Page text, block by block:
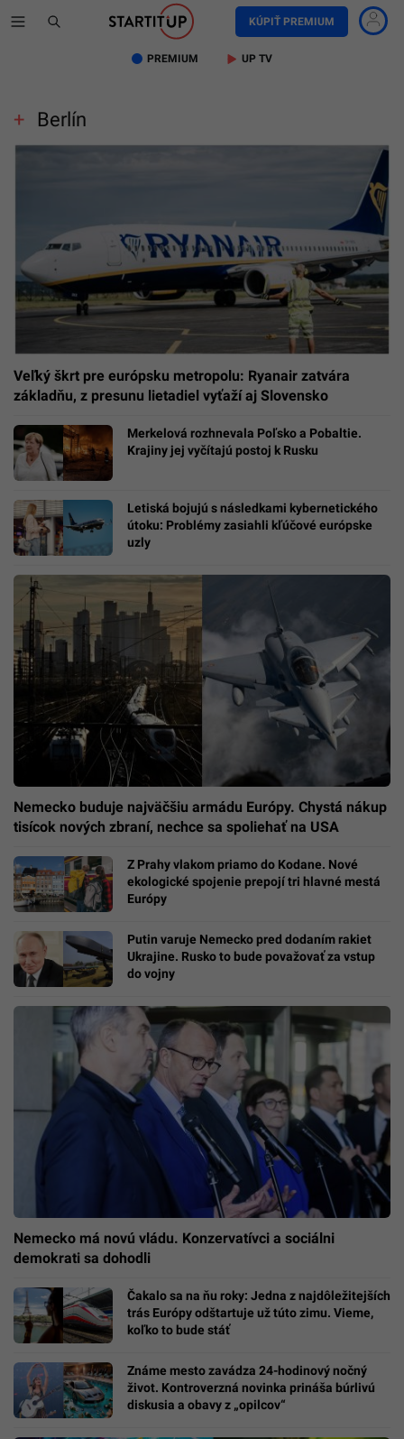
KÚPIŤ PREMIUM
PREMIUM UP TV
Berlín
Veľký škrt pre európsku metropolu: Ryanair zatvára
základňu, z presunu lietadiel vyťaží aj Slovensko
Merkelová rozhnevala Poľsko a Pobaltie.
Krajiny jej vyčítajú postoj k Rusku
Letiská bojujú s následkami kybernetického
útoku: Problémy zasiahli kľúčové európske
uzly
Nemecko buduje najväčšiu armádu Európy. Chystá nákup
tisícok nových zbraní, nechce sa spoliehať na USA
Z Prahy vlakom priamo do Kodane. Nové
ekologické spojenie prepojí tri hlavné mestá
Európy
Putin varuje Nemecko pred dodaním rakiet
Ukrajine. Rusko to bude považovať za vstup
do vojny
Nemecko má novú vládu. Konzervatívci a sociálni
demokrati sa dohodli
Čakalo sa na ňu roky: Jedna z najdôležitejších
trás Európy odštartuje už túto zimu. Vieme,
koľko to bude stáť
Známe mesto zavádza 24-hodinový nočný
život. Kontroverzná novinka prináša búrlivú
diskusia a obavy z „opilcov“